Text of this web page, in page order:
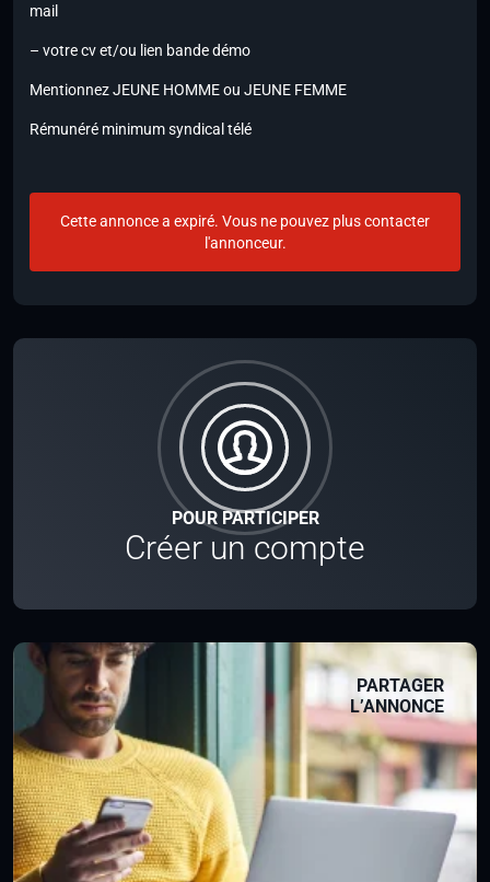
POUR PARTICIPER
Créer un compte
PARTAGER
L’ANNONCE
mail
– votre cv et/ou lien bande démo
Mentionnez JEUNE HOMME ou JEUNE FEMME
Rémunéré minimum syndical télé
Cette annonce a expiré. Vous ne pouvez plus contacter
l'annonceur.